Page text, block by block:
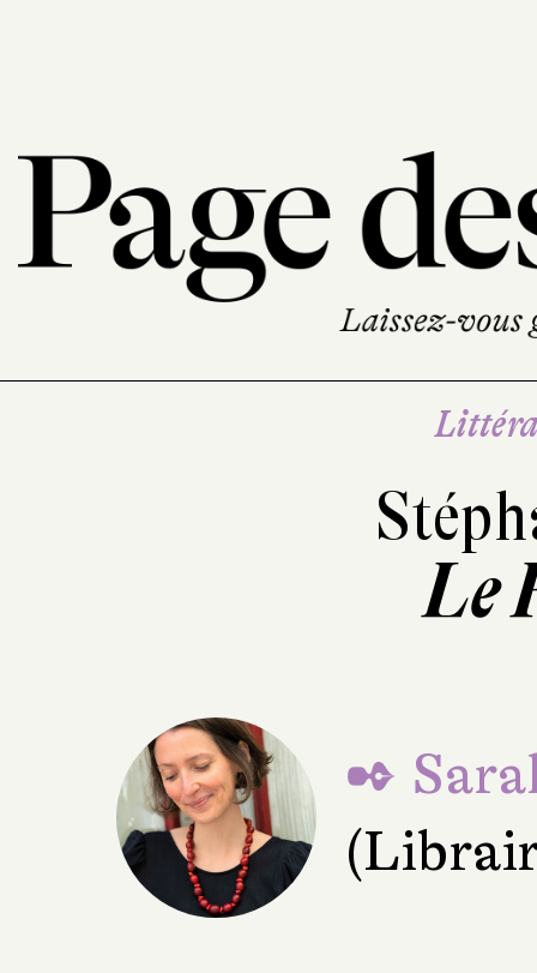
Le
✒